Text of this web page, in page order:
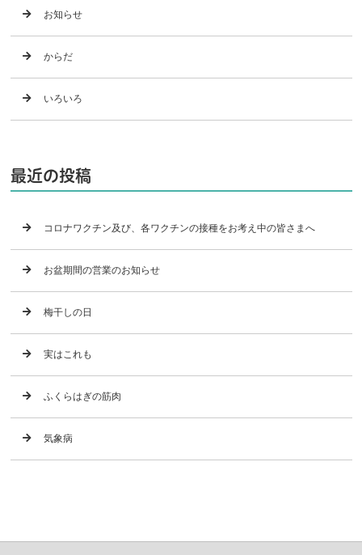
お知らせ
からだ
いろいろ
最近の投稿
コロナワクチン及び、各ワクチンの接種をお考え中の皆さまへ
お盆期間の営業のお知らせ
梅干しの日
実はこれも
ふくらはぎの筋肉
気象病